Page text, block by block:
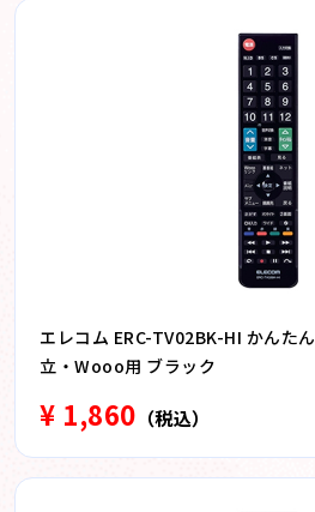
エレコム ERC-TV02BK-HI かんた
立・Wooo用 ブラック
¥ 1,860 （税込）